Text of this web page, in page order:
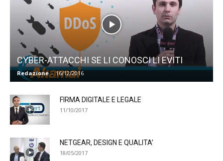
CYBER-ATTACCHI SE LI CONOSCI LI EVITI
Redazione - 16/12/2016
FIRMA DIGITALE E LEGALE
11/10/2017
NETGEAR, DESIGN E QUALITA’
18/05/2017